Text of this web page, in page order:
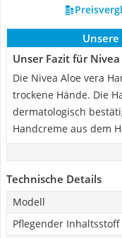
Unser Fazit für
Die Nivea Aloe vera
trockene Hände. Die
dermatologisch
Handcreme aus dem
Technische Details
Modell
Pflegender Inhaltsstoff